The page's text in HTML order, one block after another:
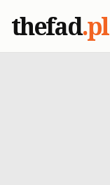
thefad.pl